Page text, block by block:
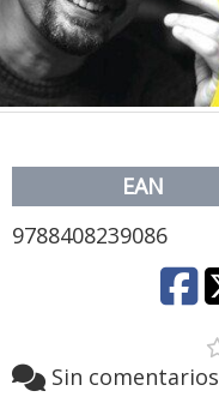
EAN
9788408239086
Sin comentarios